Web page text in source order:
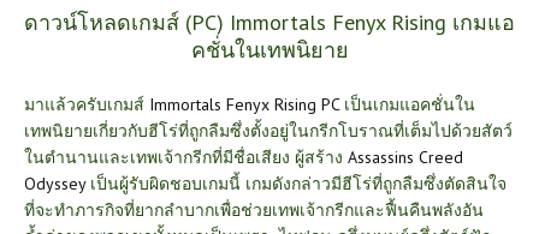
ดาวน์โหลดเกมส์ (PC) Immortals Fenyx Rising เกมแอ
คชั่นในเทพนิยาย
มาแล้วครับเกมส์ Immortals Fenyx Rising PCเป็นเกมแอคชั่นใน
เทพนิยายเกี่ยวกับฮีโร่ที่ถูกลืมซึ่งตั้งอยู่ในกรีกโบราณที่เต็มไปด้วยสัตว์
ในตำนานและเทพเจ้ากรีกที่มีชื่อเสียง ผู้สร้าง Assassins Creed
Odysseyเป็นผู้รับผิดชอบเกมนี้ เกมดังกล่าวมีฮีโร่ที่ถูกลืมซึ่งตัดสินใจ
ที่จะทำภารกิจที่ยากลำบากเพื่อช่วยเทพเจ้ากรีกและฟื้นคืนพลังอัน